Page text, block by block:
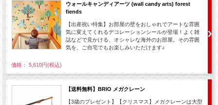
ウォールキャンディアーツ (wall candy arts) forest
fiends
【出産祝い特集】お部屋の壁をおしゃれでアートな雰囲
気に変えてくれるデコレーションシールが登場！よく雑
誌などで見かける、オシャレな海外のお部屋。その雰囲
気を、ご自宅でもお楽しみいただけます♪
価格： 5,610円(税込)
【送料無料】BRIO メガクレーン
【3歳のプレゼント】【クリスマス】メガクレーンは大型